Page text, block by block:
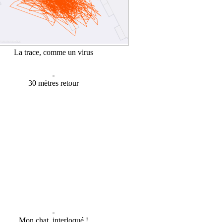
La trace, comme un virus
30 mètres retour
Mon chat, interloqué !